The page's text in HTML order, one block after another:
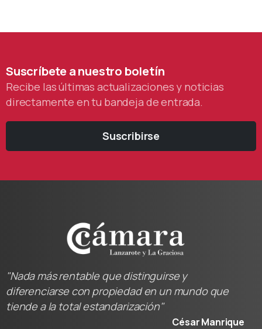
Suscríbeteanuestro boletín
Recibe las últimas actualizaciones y noticias
directamente en tu bandeja de entrada.
Suscribirse
"Nada más rentable que distinguirse y
diferenciarse con propiedad en un mundo que
tiende a la total estandarización"
César Manrique